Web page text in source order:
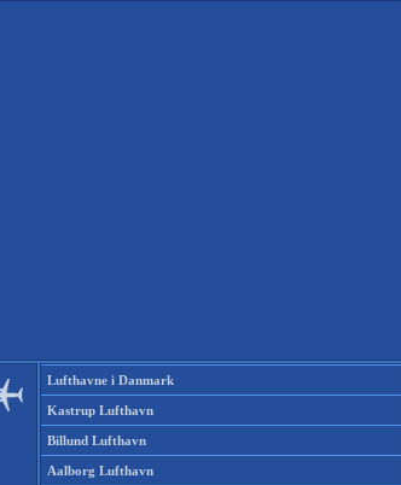
Lufthavne i Danmark
Kastrup Lufthavn
Billund Lufthavn
Aalborg Lufthavn